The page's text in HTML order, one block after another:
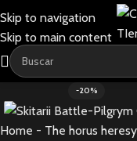
Skip to navigation
Skip to main content
-20%
Home - The horus heresy